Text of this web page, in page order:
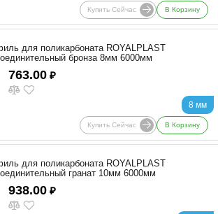
Купить Сейчас В Корзину
8 мм
для поликарбоната ROYALPLAST
бронза 8мм 6000мм
763.00 ₽
Купить Сейчас В Корзину
для поликарбоната ROYALPLAST
гранат 10мм 6000мм
938.00 ₽